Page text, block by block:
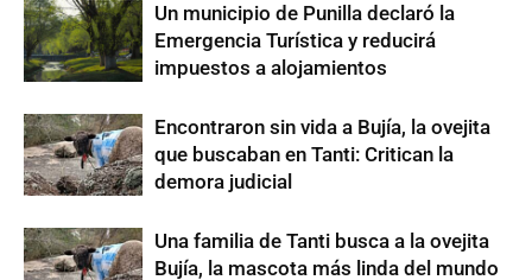
Un municipio de Punilla declaró la
Emergencia Turística y reducirá
impuestos a alojamientos
Encontraron sin vida a Bujía, la ovejita
que buscaban en Tanti: Critican la
demora judicial
Una familia de Tanti busca a la ovejita
Bujía, la mascota más linda del mundo